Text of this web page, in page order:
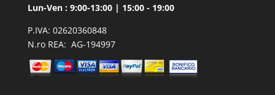
Lun-Ven : 9:00-13:00 | 15:00 - 19:00
P.IVA: 02620360848
N.ro REA: AG-194997